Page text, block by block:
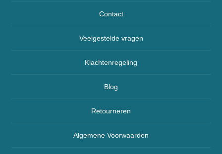
Contact
Veelgestelde vragen
Klachtenregeling
Blog
Retourneren
Algemene Voorwaarden